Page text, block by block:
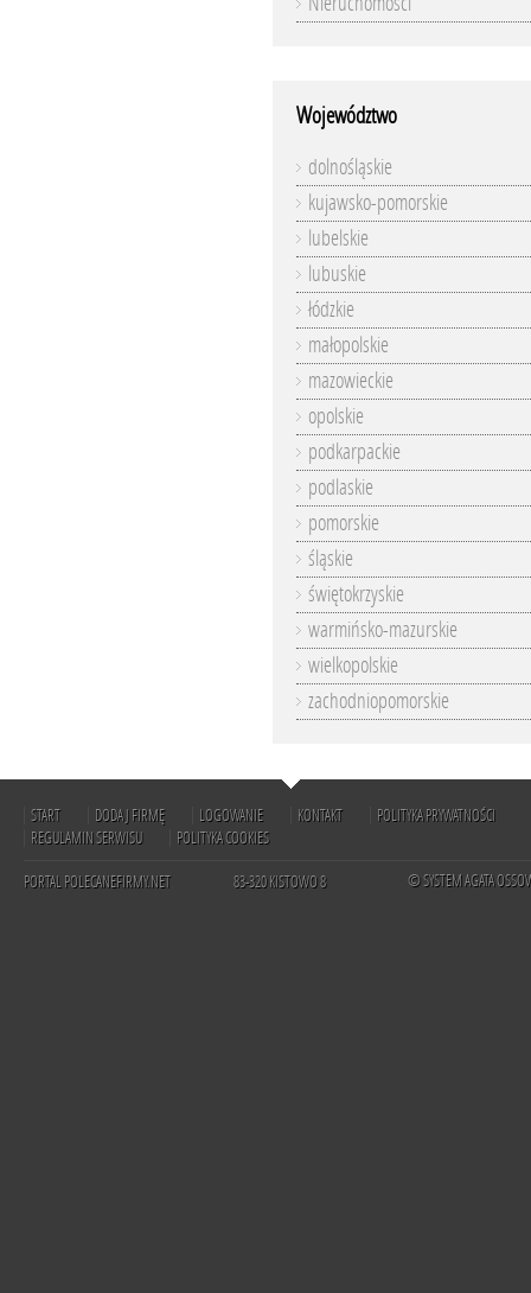
Województwo
dolnośląskie
kujawsko-pomorskie
lubelskie
lubuskie
łódzkie
małopolskie
mazowieckie
opolskie
podkarpackie
podlaskie
pomorskie
śląskie
świętokrzyskie
warmińsko-mazurskie
wielkopolskie
zachodniopomorskie
START DODAJ FIRMĘ LOGOWANIE KONTAKT
POLITYKA PRYWATNOŚCI
REGULAMIN SERWISU
POLITYKA COOKIES
PORTAL POLECANEFIRMY.NET 83-320 KISTOWO 8 © SYSTEM AGATA